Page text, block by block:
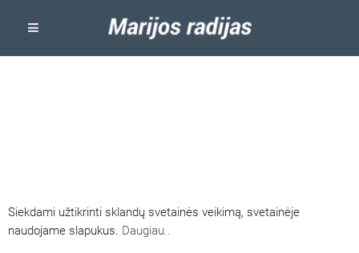
Siekdami užtikrinti sklandų svetainės veikimą, svetainėje
naudojame slapukus. Daugiau..